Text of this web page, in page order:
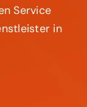
Service
in